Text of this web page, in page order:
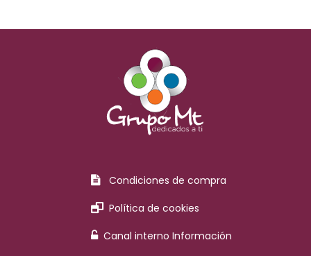
Condiciones de compra
Política de cookies
Canal interno Información